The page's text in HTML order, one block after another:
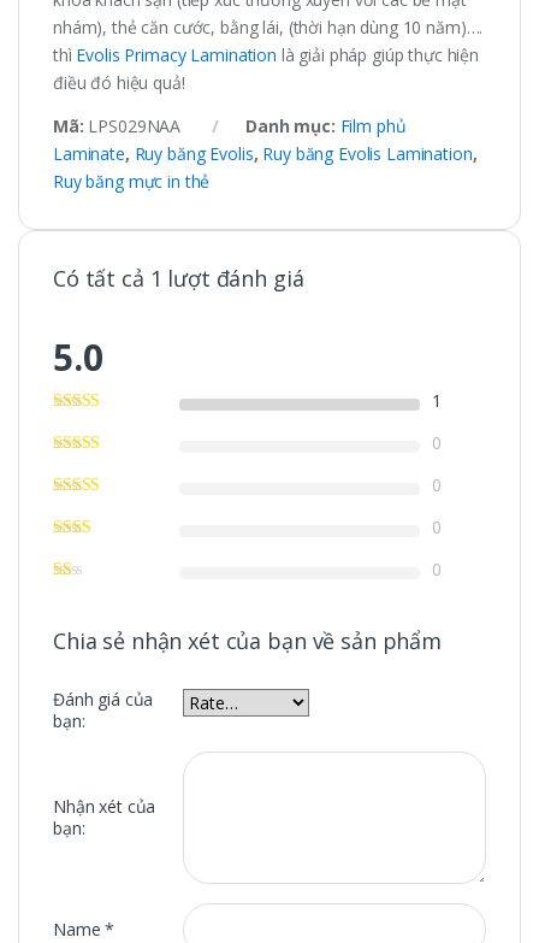
nhám), thẻ căn cước, bằng lái, (thời hạn dùng 10 năm)….
thì Evolis Primacy Lamination là giải pháp giúp thực hiện
điều đó hiệu quả!
Mã: LPS029NAA Danh mục: Film phủ
Laminate, Ruy băng Evolis, Ruy băng Evolis Lamination,
Ruy băng mực in thẻ
Có tất cả 1 lượt đánh giá
5.0
1
0
0
0
0
Chia sẻ nhận xét của bạn về sản phẩm
Đánh giá của
bạn:
Nhận xét của
bạn:
Name*